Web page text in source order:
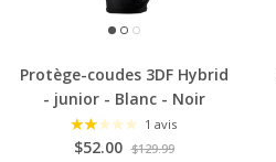
Protège-coudes 3DF Hybrid
- junior - Blanc - Noir
1 avis
$52.00 $129.99